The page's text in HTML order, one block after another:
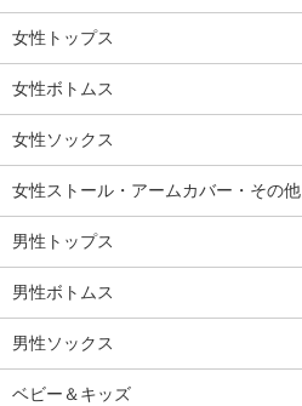
女性トップス
女性ボトムス
女性ソックス
女性ストール・アームカバー・その他
男性トップス
男性ボトムス
男性ソックス
ベビー＆キッズ